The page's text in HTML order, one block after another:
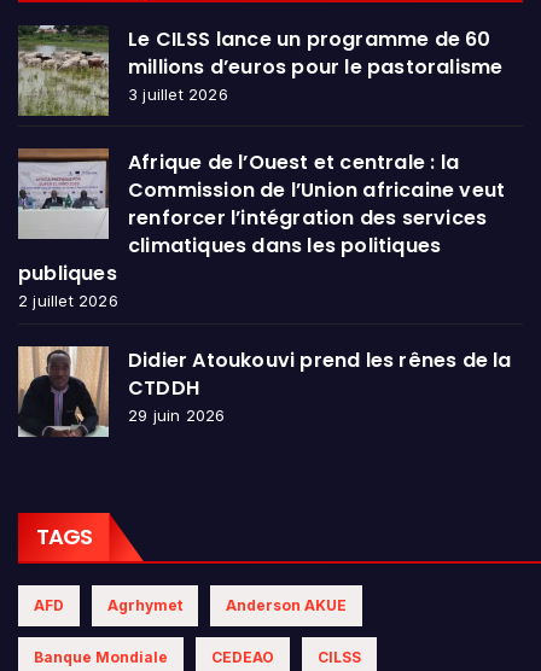
Le CILSS lance un programme de 60
millions d’euros pour le pastoralisme
3 juillet 2026
Afrique de l’Ouest et centrale : la
Commission de l’Union africaine veut
renforcer l’intégration des services
climatiques dans les politiques
publiques
2 juillet 2026
Didier Atoukouvi prend les rênes de la
CTDDH
29 juin 2026
TAGS
AFD Agrhymet Anderson AKUE
Banque Mondiale CEDEAO CILSS